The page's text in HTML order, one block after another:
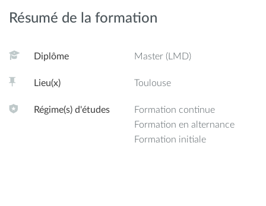
Résumé de la formation
Diplôme Master (LMD)
Lieu(x) Toulouse
Régime(s) d'études
Formation continue
Formation en alternance
Formation initiale